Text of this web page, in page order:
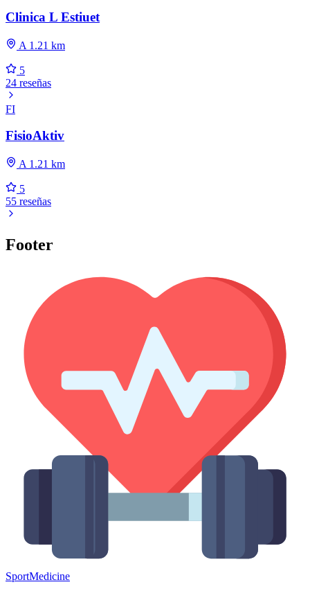
Clinica L Estiuet
A 1.21 km
5
24 reseñas
FI
FisioAktiv
A 1.21 km
5
55 reseñas
Footer
SportMedicine